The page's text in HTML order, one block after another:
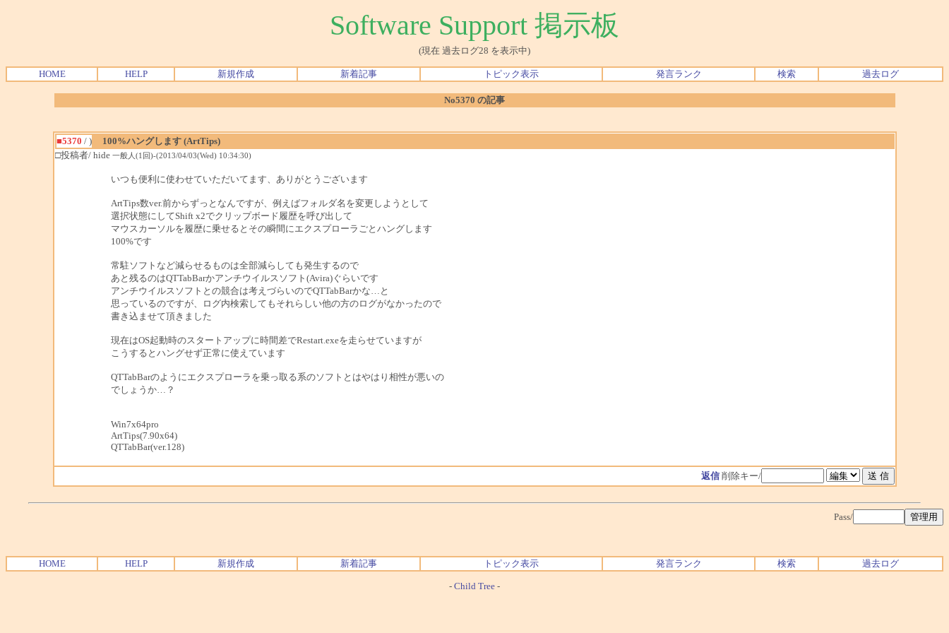
Software Support 掲示板
(現在 過去ログ28 を表示中)
HOME HELP 新規作成 新着記事 トピック表示 発言ランク 検索 過去ログ
No5370 の記事
■5370 / )
100%ハングします (ArtTips)
□投稿者/ hide 一般人(1回)-(2013/04/03(Wed) 10:34:30)
いつも便利に使わせていただいてます、ありがとうございます
ArtTips数ver.前からずっとなんですが、例えばフォルダ名を変更しようとして
選択状態にしてShift x2でクリップボード履歴を呼び出して
マウスカーソルを履歴に乗せるとその瞬間にエクスプローラごとハングします
100%です
常駐ソフトなど減らせるものは全部減らしても発生するので
あと残るのはQTTabBarかアンチウイルスソフト(Avira)ぐらいです
アンチウイルスソフトとの競合は考えづらいのでQTTabBarかな…と
思っているのですが、ログ内検索してもそれらしい他の方のログがなかったので
書き込ませて頂きました
現在はOS起動時のスタートアップに時間差でRestart.exeを走らせていますが
こうするとハングせず正常に使えています
QTTabBarのようにエクスプローラを乗っ取る系のソフトとはやはり相性が悪いの
でしょうか…？
Win7x64pro
ArtTips(7.90x64)
QTTabBar(ver.128)
返信 削除キー/
Pass/
HOME HELP 新規作成 新着記事 トピック表示 発言ランク 検索 過去ログ
- Child Tree -